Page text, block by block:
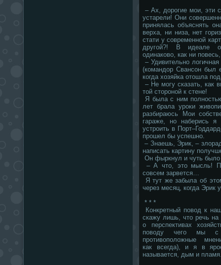
– Ах, дорогие мои, эти
устарели! Они
принялась объяснять
верха, ни низа, нет
стати у современной
другой?! В идеале
одинаково, как ни
– Удивительно
(командор Свансон был
когда хозяйка отошла
– Не могу сказать, как
той стороной к стене!
Я была с ним
лет брала уроки
разбираюсь Мои
гараже, но наберись я
устроить в
прошел бы успешно.
– Знаешь, Эрик, –
написать картину
Он фыркнул и чуть было
– А что, это мысль!
совсем зарвется…
Я тут же забыла об
через месяц, когда Эрик
* * *
Конкретный повод к
скажу лишь, что речь на
о перспективах
поводу чего мы с
противоположные
как всегда), и я в
называется, дым и